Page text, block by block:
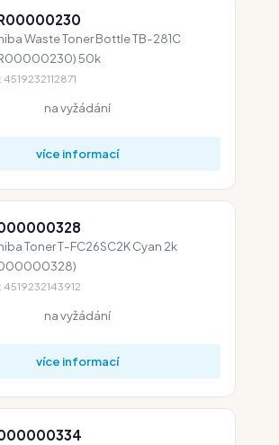
Waste Toner Bottle TB-281C
50k
4519232112871
na vyžádání
více informací
Toner T-FC26SC2K Cyan 2k
4519232143912
na vyžádání
více informací